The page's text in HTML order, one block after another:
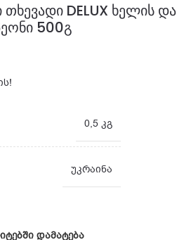
DELUX ხელის და
500გ
0,5 კგ
უკრაინა
დამატება